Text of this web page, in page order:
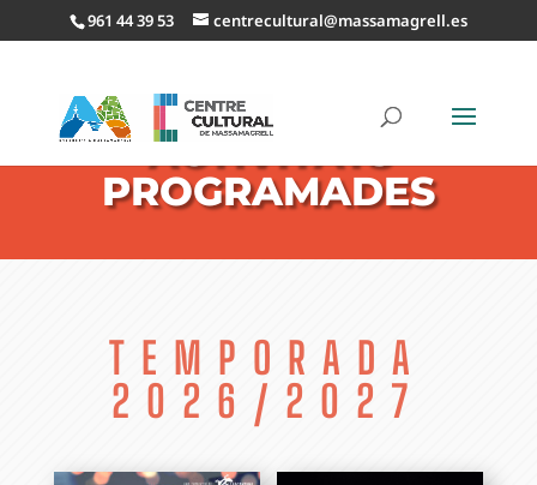
961 44 39 53 centrecultural@massamagrell.es
ACTIVITATS
PROGRAMADES
TEMPORADA
2026/2027